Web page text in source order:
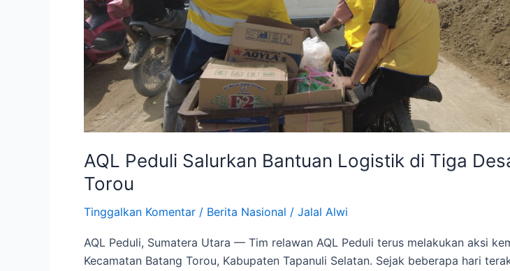
AQL Peduli Salurkan Bantuan Logistik di Tiga
Torou
Tinggalkan Komentar / Berita Nasional / Jalal Alwi
AQL Peduli, Sumatera Utara — Tim relawan AQL Peduli terus melakukan aksi
Kecamatan Batang Torou, Kabupaten Tapanuli Selatan. Sejak beberapa hari
Terdampak
Banjir
Bandang
Batang
Torou